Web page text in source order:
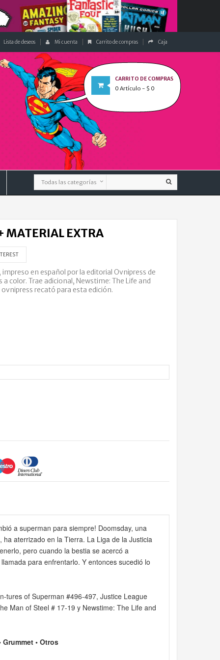
Lista de deseos Mi cuenta Carrito de compras Caja
CARRITO DE COMPRAS
0 Artículo - $ 0
MATERIAL EXTRA
en español por la editorial Ovnipress de
color. Trae adicional, Newstime: The Life and
recató para esta edición.
a superman para siempre! Doomsday, una
aterrizado en la Tierra. La Liga de la Justicia
pero cuando la bestia se acercó a
para enfrentarlo. Y entonces sucedió lo
tures of Superman #496-497, Justice League
Man of Steel # 17-19 y Newstime: The Life and
• Otros